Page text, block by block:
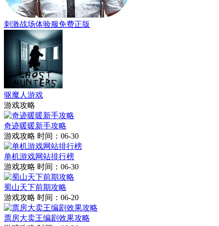
刺激战场体验服免费正版
驱魔人游戏
游戏攻略
奇迹暖暖新手攻略
游戏攻略 时间：06-30
单机游戏网站排行榜
游戏攻略 时间：06-30
蜀山天下前期攻略
游戏攻略 时间：06-20
票房大卖王编剧效果攻略